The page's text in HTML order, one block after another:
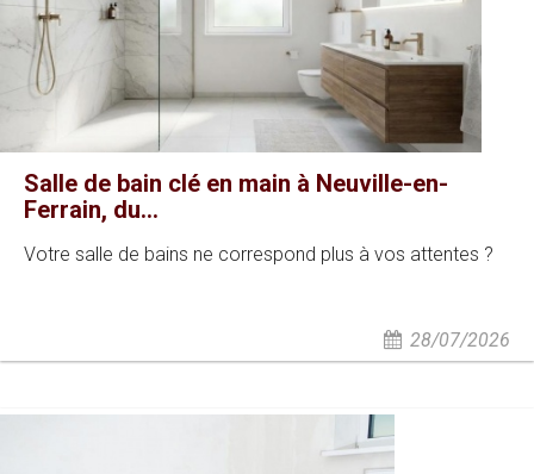
Salle de bain clé en main à Neuville-en-
Ferrain, du...
Votre salle de bains ne correspond plus à vos attentes ?
28/07/2026